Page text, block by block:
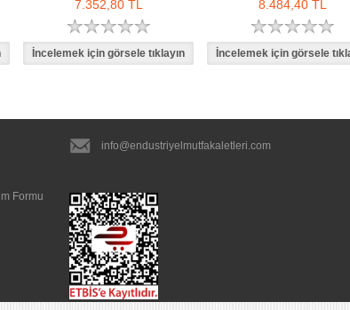
7.352,80 TL 8.484,40 TL
Formu
info@endustriyelmutfakaletleri.com